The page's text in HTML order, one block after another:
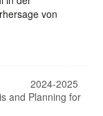
von
2024-2025
and Planning for